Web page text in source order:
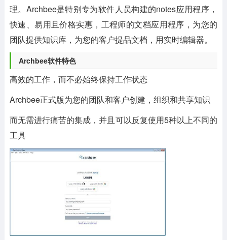
理。Archbee是特别专为软件人员构建的notes应用程序，
快速、易用且价格实惠，工程师的文档应用程序，为您的
团队提供知识库，为您的客户提品文档，用实时编辑器。
Archbee软件特色
高效的工作，而不必始终保持工作状态
Archbee正式版为您的团队和客户创建，组织和共享知识
而无需进行痛苦的集成，并且可以反复使用5种以上不同的
工具